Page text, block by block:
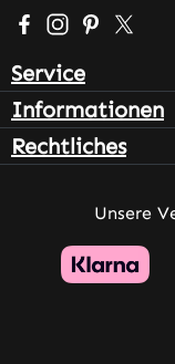
Besuche uns auf
Schau auf
Lass dich
Folge
Service
Informationen
Rechtliches
Unsere